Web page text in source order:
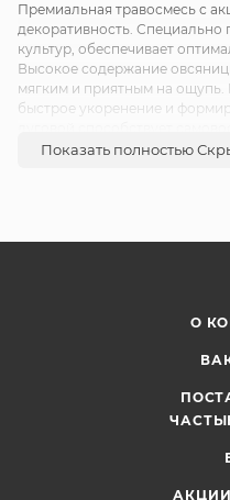
Премиальная травосмесь с
декоративность.
культур, обеспечивает
Высокое содержание
мягким и приятным на ощупь.
быстрое укоренение и
нагрузок. Идеально
Показать полностью
О